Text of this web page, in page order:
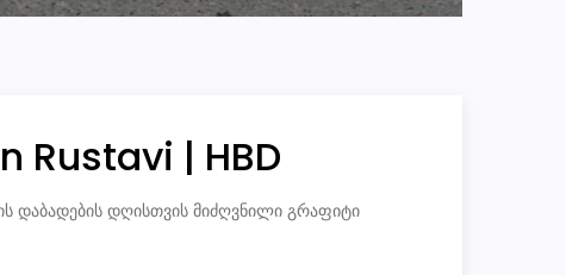
Rustavi | HBD
დაბადების დღისთვის მიძღვნილი გრაფიტი